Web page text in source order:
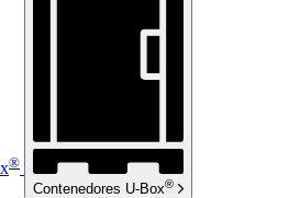
®
Contenedores U-Box®